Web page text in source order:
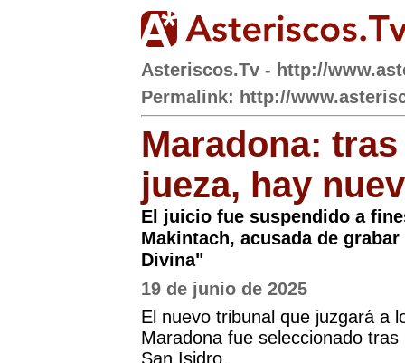
Asteriscos.Tv - http://
Permalink: http://
Maradona:
jueza, hay
El juicio fue suspendido a
Makintach, acusada de
Divina"
19 de junio de 2025
El nuevo tribunal que juzgará a
Maradona fue seleccionado
San Isidro.